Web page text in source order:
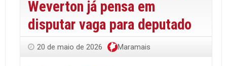
Weverton já pensa em
disputar vaga para deputado
20 de maio de 2026 Maramais